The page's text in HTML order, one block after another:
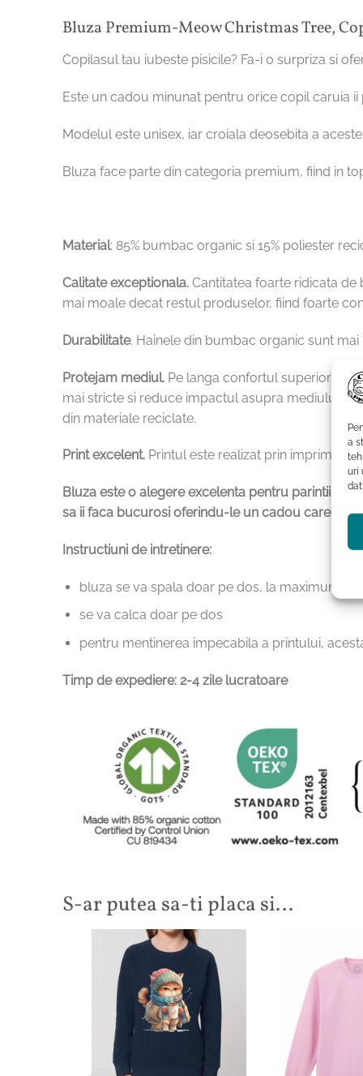
a
uri
Bluza Premium-Meow Christmas Tree,
Copilasul tau iubeste pisicile? Fa-i o surpriza si
Este un cadou minunat pentru orice copil caruia ii
Modelul este unisex, iar croiala deosebita a
Bluza face parte din categoria premium, fiind in
Material: 85% bumbac organic si 15% poliester
Calitate exceptionala. Cantitatea foarte ridicata de
mai moale decat restul produselor, fiind foarte
Durabilitate. Hainele din bumbac organic sunt
Protejam mediul. Pe langa confortul superior pe
mai stricte si reduce impactul asupra mediului in
din materiale reciclate.
Print excelent. Printul este realizat prin imprimare
Bluza este o alegere excelenta pentru parintii
sa ii faca bucurosi oferindu-le un cadou care le
Instructiuni de intretinere:
bluza se va spala doar pe dos, la maximum 30
se va calca doar pe dos
pentru mentinerea impecabila a printului,
Timp de expediere: 2-4 zile lucratoare
S-ar putea sa-ti placa si…